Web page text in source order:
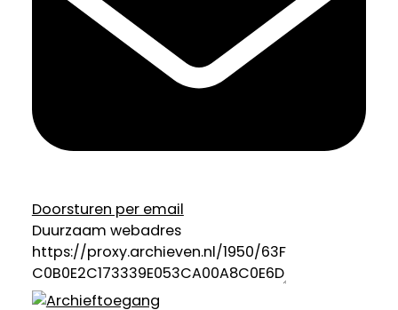
Doorsturen per email
Duurzaam webadres